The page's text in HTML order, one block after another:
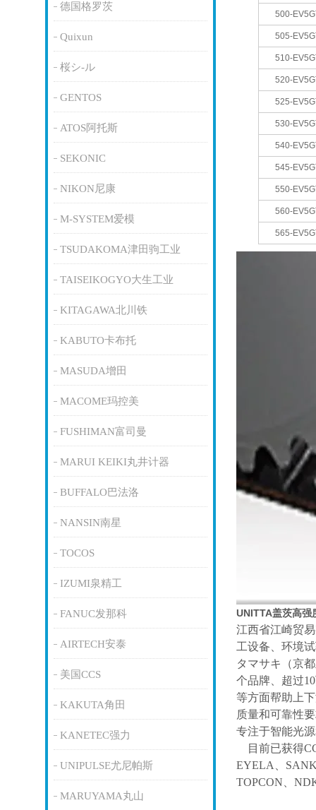
德国格罗茨
Quixun
桜シ-ル
GENTOS
ATOS阿托斯
SEKONIC
NIKON尼康
M-SYSTEM爱模
TSUDAKOMA津田驹工业
TAISEIKOGYO大生工业
KITAGAWA北川铁
KABUTO卡布托
MASUDA增田
MACOME玛控美
FUSHIMAN富司曼
MARUI KEIKI丸井计器
BUFFALO巴法洛
NANSIN南星
TOCOS
IZUMI泉精工
FANUC发那科
AIRTECH安泰
美国CCS
KAKUTA角田
KANETEC强力
UNIPULSE尤尼帕斯
MARUYAMA丸山
500-
505-
510-
520-
525-
530-
540-
545-
550-
560-
565-
UNITTA盖茨高强
江西省江崎贸
工设备、环境
タマサキ（京
个品牌、超过
等方面帮助上
质量和可靠性
专注于智能光
目前已获得
EYELA、
TOPCON、